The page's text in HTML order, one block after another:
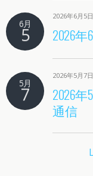
6月
5
2026年6月5日
2026
5月
7
2026年5月7日
2026
通信